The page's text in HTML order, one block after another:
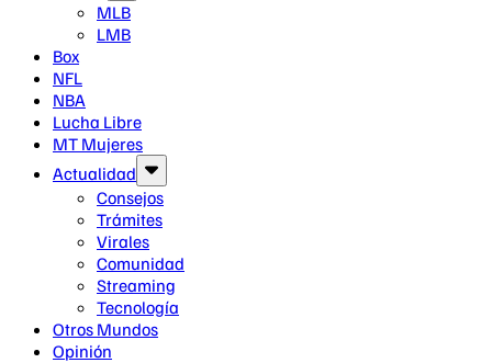
MLB
LMB
Box
NFL
NBA
Lucha Libre
MT Mujeres
Actualidad
Consejos
Trámites
Virales
Comunidad
Streaming
Tecnología
Otros Mundos
Opinión